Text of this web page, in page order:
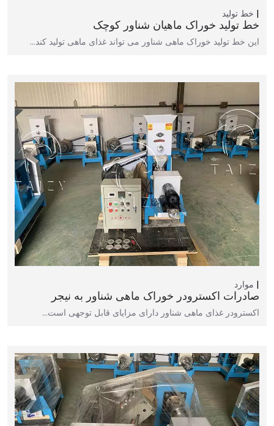
خط تولید
خط تولید خوراک ماهیان شناور کوچک
این خط تولید خوراک ماهی شناور می تواند غذای ماهی تولید کند…
موارد
صادرات اکسترودر خوراک ماهی شناور به نیجر
اکسترودر غذای ماهی شناور دارای مزایای قابل توجهی است…